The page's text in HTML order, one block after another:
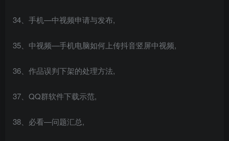
34、手机—中视频申请与发布,
35、中视频—手机电脑如何上传抖音竖屏中视频,
36、作品误判下架的处理方法,
37、QQ群软件下载示范,
38、必看—问题汇总,